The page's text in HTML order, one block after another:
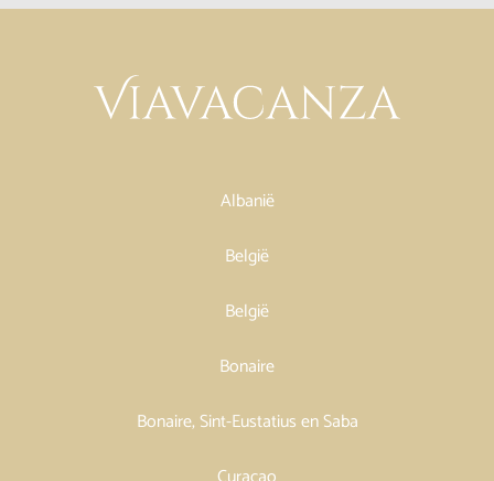
Albanië
België
België
Bonaire
Bonaire, Sint-Eustatius en Saba